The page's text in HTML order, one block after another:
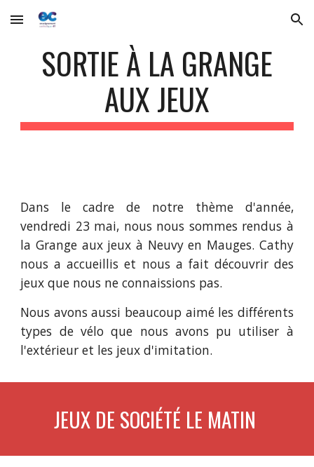
Skip to main content Skip to navigation
SORTIE À LA GRANGE
AUX JEUX
Dans le cadre de notre thème d'année,
vendredi 23 mai, nous nous sommes rendus à
la Grange aux jeux à Neuvy en Mauges. Cathy
nous a accueillis et nous a fait découvrir des
jeux que nous ne connaissions pas.
Nous avons aussi beaucoup aimé les différents
types de vélo que nous avons pu utiliser à
l'extérieur et les jeux d'imitation.
JEUX DE SOCIÉTÉ LE MATIN